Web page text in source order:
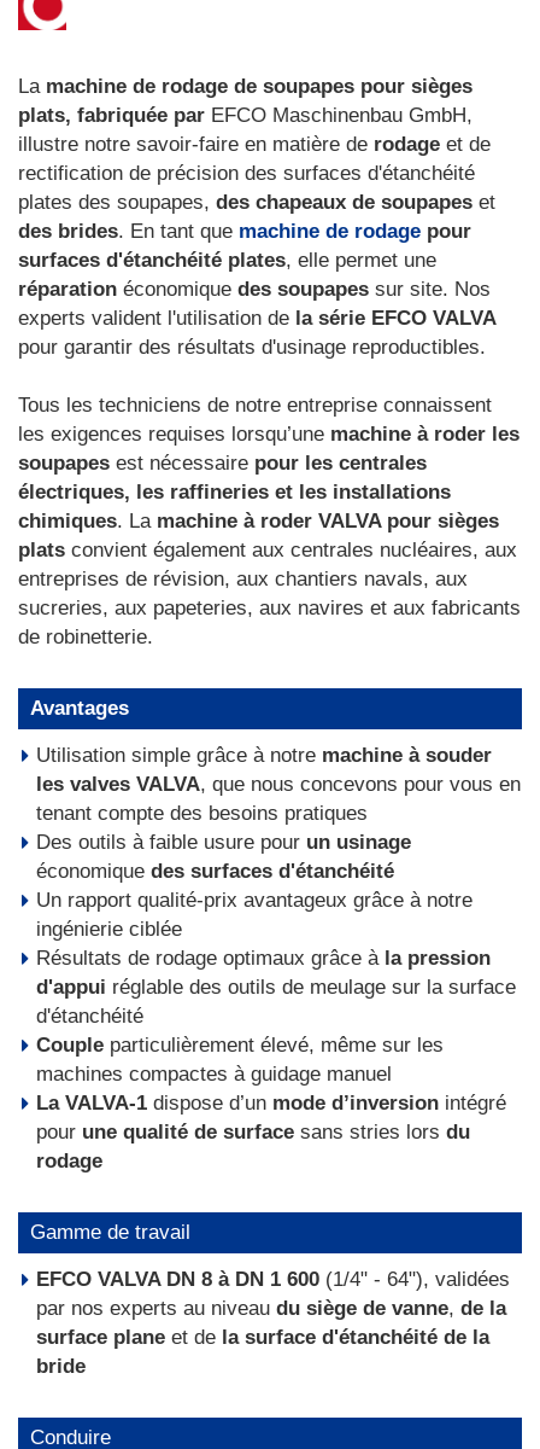
La machine de rodage de soupapes pour sièges
plats, fabriquée par EFCO Maschinenbau GmbH,
illustre notre savoir-faire en matière de rodage et de
rectification de précision des surfaces d'étanchéité
plates des soupapes, des chapeaux de soupapes et
des brides. En tant que machine de rodage pour
surfaces d'étanchéité plates, elle permet une
réparation économique des soupapes sur site. Nos
experts valident l'utilisation de la série EFCO VALVA
pour garantir des résultats d'usinage reproductibles.
Tous les techniciens de notre entreprise connaissent
les exigences requises lorsqu’une machine à roder les
soupapes est nécessaire pour les centrales
électriques, les raffineries et les installations
chimiques. La machine à roder VALVA pour sièges
plats convient également aux centrales nucléaires, aux
entreprises de révision, aux chantiers navals, aux
sucreries, aux papeteries, aux navires et aux fabricants
de robinetterie.
Avantages
Utilisation simple grâce à notre machine à souder
les valves VALVA, que nous concevons pour vous en
tenant compte des besoins pratiques
Des outils à faible usure pour un usinage
économique des surfaces d'étanchéité
Un rapport qualité-prix avantageux grâce à notre
ingénierie ciblée
Résultats de rodage optimaux grâce à la pression
d'appui réglable des outils de meulage sur la surface
d'étanchéité
Couple particulièrement élevé, même sur les
machines compactes à guidage manuel
La VALVA-1 dispose d’un mode d’inversion intégré
pour une qualité de surface sans stries lors du
rodage
Gamme de travail
EFCO VALVA DN 8 à DN 1 600 (1/4" - 64"), validées
par nos experts au niveau du siège de vanne, de la
surface plane et de la surface d'étanchéité de la
bride
Conduire